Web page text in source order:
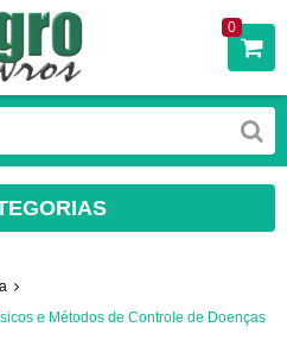
0
e Métodos de Controle de Doenças